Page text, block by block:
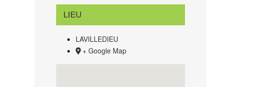
LIEU
LAVILLEDIEU
+ Google Map